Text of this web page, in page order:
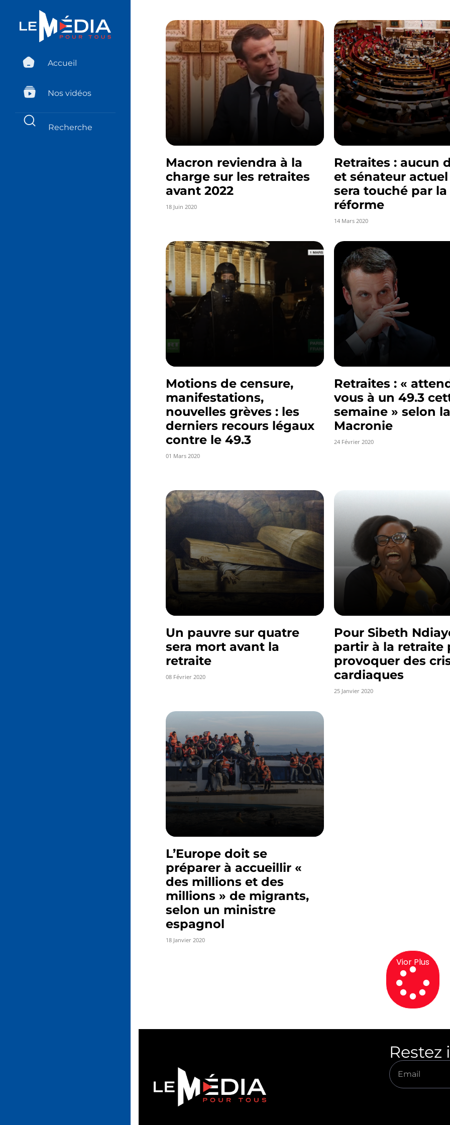
Accueil
Nos vidéos
Macron reviendra à la
charge sur les retraites
avant 2022
18 Juin 2020
Retraites : aucun
et sénateur
sera touché par la
réforme
14 Mars 2020
Motions de censure,
manifestations,
nouvelles grèves : les
derniers recours légaux
contre le 49.3
01 Mars 2020
Retraites : «
vous à un 49.3
semaine » selon la
Macronie
24 Février 2020
Un pauvre sur quatre
sera mort avant la
retraite
08 Février 2020
Pour Sibeth
partir à la retraite
provoquer des
cardiaques
25 Janvier 2020
L’Europe doit se
préparer à accueillir «
des millions et des
millions » de migrants,
selon un ministre
espagnol
18 Janvier 2020
Vior Plus